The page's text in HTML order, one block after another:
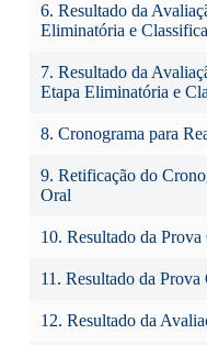
6. Resultado da
Eliminatória e
7. Resultado da
Etapa Eliminatória e
8. Cronograma para
9. Retificação do
Oral
10. Resultado da Prova
11. Resultado da
12. Resultado da